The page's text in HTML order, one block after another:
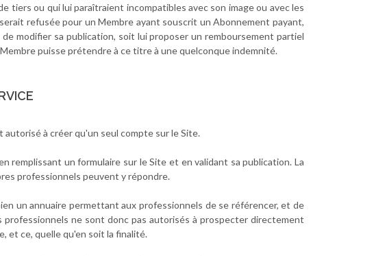
ou qui lui paraîtraient incompatibles avec son image ou avec les
refusée pour un Membre ayant souscrit un Abonnement payant,
modifier sa publication, soit lui proposer un remboursement partiel
puisse prétendre à ce titre à une quelconque indemnité.
à créer qu'un seul compte sur le Site.
remplissant un formulaire sur le Site et en validant sa publication. La
professionnels peuvent y répondre.
un annuaire permettant aux professionnels de se référencer, et de
ne sont donc pas autorisés à prospecter directement
et ce, quelle qu'en soit la finalité.